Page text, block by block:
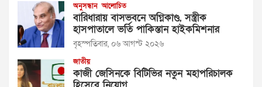
অনুসন্ধান আলোচিত
বারিধারায় বাসভবনে অগ্নিকাণ্ড, সস্ত্রীক
হাসপাতালে ভর্তি পাকিস্তান হাইকমিশনার
বৃহস্পতিবার, ০৬ আগস্ট ২০২৬
জাতীয়
কাজী জেসিনকে বিটিভির নতুন মহাপরিচালক